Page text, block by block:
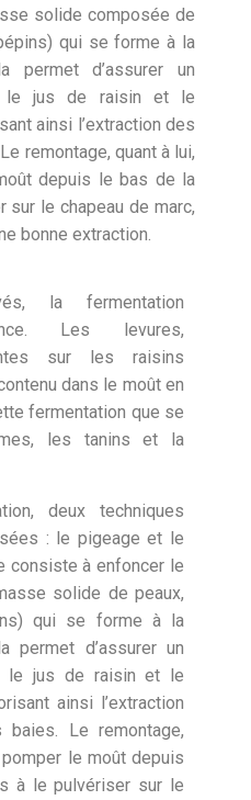
solide composée de
qui se forme à la
permet d’assurer un
le jus de raisin et le
ainsi l’extraction des
remontage, quant à lui,
depuis le bas de la
le chapeau de marc,
bonne extraction.
la fermentation
Les levures,
sur les raisins
dans le moût en
fermentation que se
les tanins et la
deux techniques
: le pigeage et le
consiste à enfoncer le
solide de peaux,
qui se forme à la
permet d’assurer un
le jus de raisin et le
ainsi l’extraction
Le remontage,
le moût depuis
à le pulvériser sur le